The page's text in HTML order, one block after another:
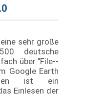
sehr große
deutsche
über "File--
Google Earth
ist ein
Einlesen der